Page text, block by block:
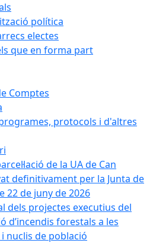
política
electes
que en forma part
Comptes
protocols i d'altres
de la UA de Can
definitivament per la Junta de
22 de juny de 2026
dels projectes executius del
d’incendis forestals a les
nuclis de població